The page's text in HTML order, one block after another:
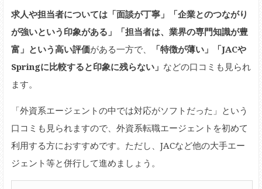
求人や担当者については「面談が丁寧」「企業とのつながり
が強いという印象がある」「担当者は、業界の専門知識が豊
富」という高い評価がある一方で、
「特徴が薄い」「JACや
Springに比較すると印象に残らない」 などの口コミも見られ
ます。
「外資系エージェントの中では対応がソフトだった」という
口コミも見られますので、外資系転職エージェントを初めて
利用する方におすすめです。ただし、JACなど他の大手エー
ジェント等と併行して進めましょう。